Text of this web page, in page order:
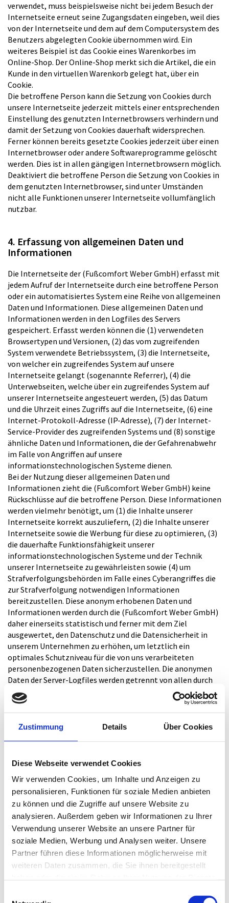
Zustimmung Details Über Cookies
Diese Webseite verwendet Cookies
Wir verwenden Cookies, um Inhalte und Anzeigen zu
personalisieren, Funktionen für soziale Medien anbieten
zu können und die Zugriffe auf unsere Website zu
analysieren. Außerdem geben wir Informationen zu Ihrer
Verwendung unserer Website an unsere Partner für
soziale Medien, Werbung und Analysen weiter. Unsere
Partner führen diese Informationen möglicherweise mit
weiteren Daten zusammen, die Sie ihnen bereitgestellt
verwendet, muss beispielsweise nicht bei jedem Besuch der
Internetseite erneut seine Zugangsdaten eingeben, weil dies
von der Internetseite und dem auf dem Computersystem des
Benutzers abgelegten Cookie übernommen wird. Ein
weiteres Beispiel ist das Cookie eines Warenkorbes im
Online-Shop. Der Online-Shop merkt sich die Artikel, die ein
Kunde in den virtuellen Warenkorb gelegt hat, über ein
Cookie.
Die betroffene Person kann die Setzung von Cookies durch
unsere Internetseite jederzeit mittels einer entsprechenden
Einstellung des genutzten Internetbrowsers verhindern und
damit der Setzung von Cookies dauerhaft widersprechen.
Ferner können bereits gesetzte Cookies jederzeit über einen
Internetbrowser oder andere Softwareprogramme gelöscht
werden. Dies ist in allen gängigen Internetbrowsern möglich.
Deaktiviert die betroffene Person die Setzung von Cookies in
dem genutzten Internetbrowser, sind unter Umständen
nicht alle Funktionen unserer Internetseite vollumfänglich
nutzbar.
4. Erfassung von allgemeinen Daten und
Informationen
Die Internetseite der (Fußcomfort Weber GmbH) erfasst mit
jedem Aufruf der Internetseite durch eine betroffene Person
oder ein automatisiertes System eine Reihe von allgemeinen
Daten und Informationen. Diese allgemeinen Daten und
Informationen werden in den Logfiles des Servers
gespeichert. Erfasst werden können die (1) verwendeten
Browsertypen und Versionen, (2) das vom zugreifenden
System verwendete Betriebssystem, (3) die Internetseite,
von welcher ein zugreifendes System auf unsere
Internetseite gelangt (sogenannte Referrer), (4) die
Unterwebseiten, welche über ein zugreifendes System auf
unserer Internetseite angesteuert werden, (5) das Datum
und die Uhrzeit eines Zugriffs auf die Internetseite, (6) eine
Internet-Protokoll-Adresse (IP-Adresse), (7) der Internet-
Service-Provider des zugreifenden Systems und (8) sonstige
ähnliche Daten und Informationen, die der Gefahrenabwehr
im Falle von Angriffen auf unsere
informationstechnologischen Systeme dienen.
Bei der Nutzung dieser allgemeinen Daten und
Informationen zieht die (Fußcomfort Weber GmbH) keine
Rückschlüsse auf die betroffene Person. Diese Informationen
werden vielmehr benötigt, um (1) die Inhalte unserer
Internetseite korrekt auszuliefern, (2) die Inhalte unserer
Internetseite sowie die Werbung für diese zu optimieren, (3)
die dauerhafte Funktionsfähigkeit unserer
informationstechnologischen Systeme und der Technik
unserer Internetseite zu gewährleisten sowie (4) um
Strafverfolgungsbehörden im Falle eines Cyberangriffes die
zur Strafverfolgung notwendigen Informationen
bereitzustellen. Diese anonym erhobenen Daten und
Informationen werden durch die (Fußcomfort Weber GmbH)
daher einerseits statistisch und ferner mit dem Ziel
ausgewertet, den Datenschutz und die Datensicherheit in
unserem Unternehmen zu erhöhen, um letztlich ein
optimales Schutzniveau für die von uns verarbeiteten
personenbezogenen Daten sicherzustellen. Die anonymen
Daten der Server-Logfiles werden getrennt von allen durch
eine betroffene Person angegebenen personenbezogenen
Daten gespeichert.
5. Registrierung auf unserer Internetseite
Internetseite des für die Verarbeitung Verantwortlichen
unter Angabe von personenbezogenen Daten zu registrieren.
Welche personenbezogenen Daten dabei an den für die
Verarbeitung Verantwortlichen übermittelt werden, ergibt
sich aus der jeweiligen Eingabemaske, die für die
Registrierung verwendet wird. Die von der betroffenen
Person eingegebenen personenbezogenen Daten werden
ausschließlich für die interne Verwendung bei dem für die
Verarbeitung Verantwortlichen und für eigene Zwecke
erhoben und gespeichert. Der für die Verarbeitung
Verantwortliche kann die Weitergabe an einen oder mehrere